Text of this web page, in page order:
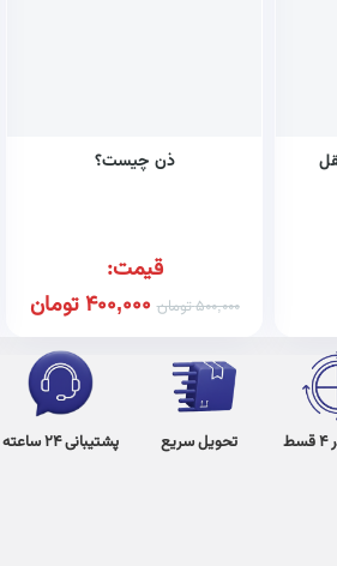
ذن چیست؟
قیمت:
500,000تومان 400,000تومان
تحویل سریع پشتیبانی 24 ساعته